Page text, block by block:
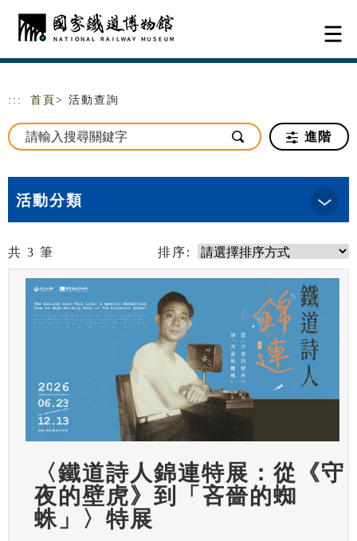
跳到主要內容
網站導覽
::: 首頁 > 活動查詢
進階
活動分類
共 3 筆 排序:
〈鐵道詩人錦連特展：從《守
夜的壁虎》到「吝嗇的蜘
蛛」〉特展